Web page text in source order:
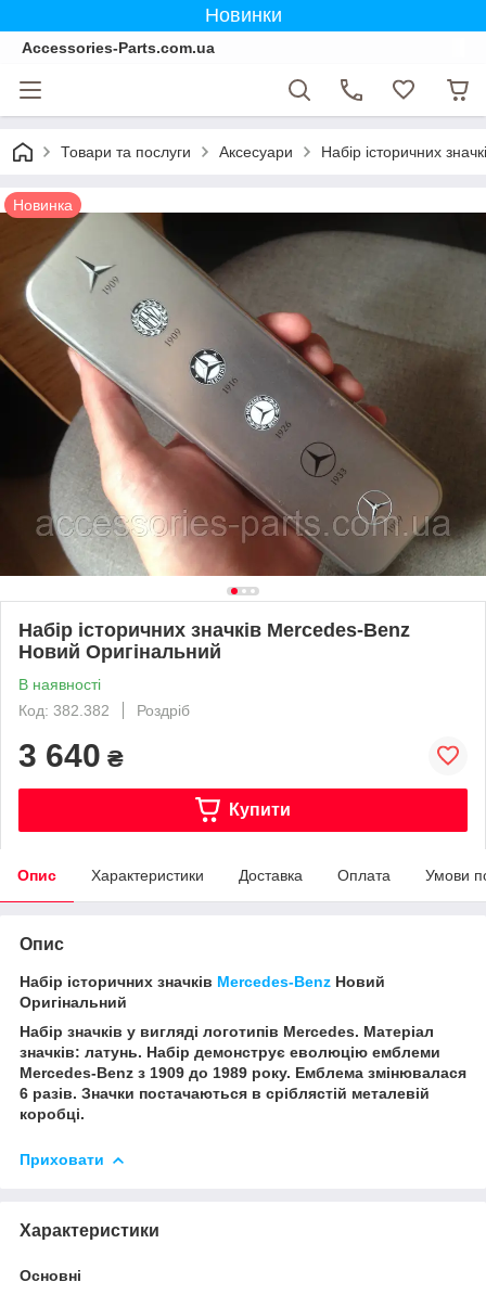
Новинки
Accessories-Parts.com.ua
Товари та послуги Аксесуари Набір історичних
Новинка
Набір історичних значків Mercedes-Benz
Новий Оригінальний
В наявності
Код: 382.382
Роздріб
3 640 ₴
Купити
Опис Характеристики Доставка Оплата Умови
Опис
Набір історичних значків Mercedes-Benz Новий
Оригінальний
Набір значків у вигляді логотипів Mercedes. Матеріал
значків: латунь. Набір демонструє еволюцію емблеми
Mercedes-Benz з 1909 до 1989 року. Емблема змінювалася
6 разів. Значки постачаються в сріблястій металевій
коробці.
Приховати
Характеристики
Основні